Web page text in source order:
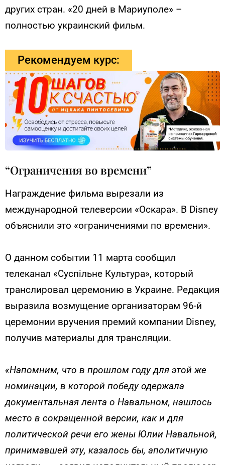
других стран. «20 дней в Мариуполе» –
полностью украинский фильм.
Рекомендуем курс:
“Ограничения во времени”
Награждение фильма вырезали из
международной телеверсии «Оскара». В Disney
объяснили это «ограничениями по времени».
О данном событии 11 марта сообщил
телеканал «Суспільне Культура», который
транслировал церемонию в Украине. Редакция
выразила возмущение организаторам 96-й
церемонии вручения премий компании Disney,
получив материалы для трансляции.
«Напомним, что в прошлом году для этой же
номинации, в которой победу одержала
документальная лента о Навальном, нашлось
место в сокращенной версии, как и для
политической речи его жены Юлии Навальной,
принимавшей эту, казалось бы, аполитичную